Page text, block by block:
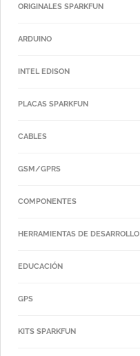
ORIGINALES SPARKFUN
ARDUINO
INTEL EDISON
PLACAS SPARKFUN
CABLES
GSM/GPRS
COMPONENTES
HERRAMIENTAS DE DESARROLLO
EDUCACIÓN
GPS
KITS SPARKFUN